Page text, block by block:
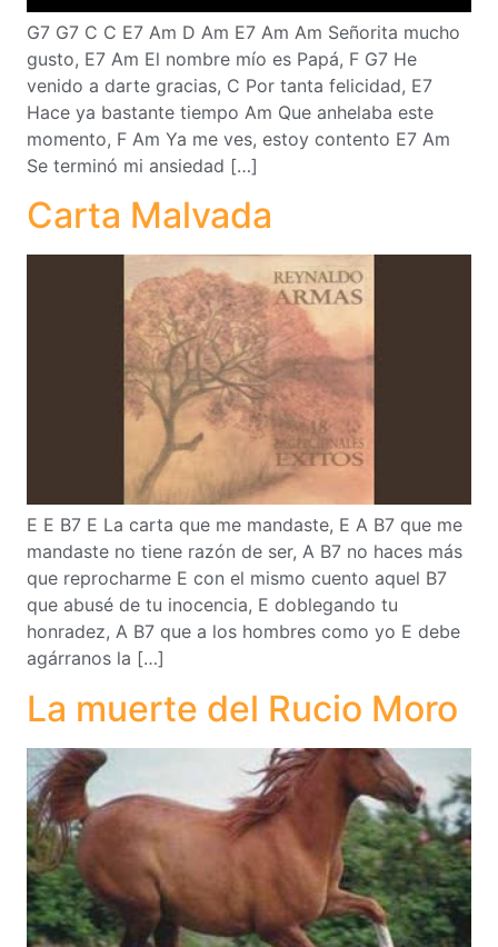
G7 G7 C C E7 Am D Am E7 Am Am Señorita mucho
gusto, E7 Am El nombre mío es Papá, F G7 He
venido a darte gracias, C Por tanta felicidad, E7
Hace ya bastante tiempo Am Que anhelaba este
momento, F Am Ya me ves, estoy contento E7 Am
Se terminó mi ansiedad […]
Carta Malvada
E E B7 E La carta que me mandaste, E A B7 que me
mandaste no tiene razón de ser, A B7 no haces más
que reprocharme E con el mismo cuento aquel B7
que abusé de tu inocencia, E doblegando tu
honradez, A B7 que a los hombres como yo E debe
agárranos la […]
La muerte del Rucio Moro